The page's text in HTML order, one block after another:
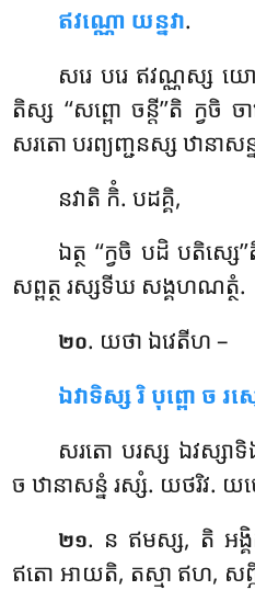
ឥវណ្ណោ យន្នវា.
សរេ បរេ ឥវណ្ណស្ស
តិស្ស ‘‘សព្ពោ ចន្តី’’តិ ក្វចិ ចា
សរតោ បរព្យញ្ជនស្ស ឋានាសន្ន
នវាតិ កិំ. បដគ្គិ,
ឯត្ថ ‘‘ក្វចិ បដិ បតិស្
សព្ពត្ថ រស្សទីឃ សង្គហណត្ថំ.
២០. យថា ឯវេតីហ –
ឯវាទិស្ស រិ បុព្ពោ ច រស្
សរតោ បរស្ស ឯវស្សាទិ
ច ឋានាសន្នំ រស្សំ. យថរិវ. យថ
២១. ន ឥមស្ស, តិ អង្
ឥតោ អាយតិ, តស្មា ឥហ, សព្